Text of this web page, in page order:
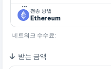
…
전송 방법
Ethereum
네트워크 수수료:
받는 금액